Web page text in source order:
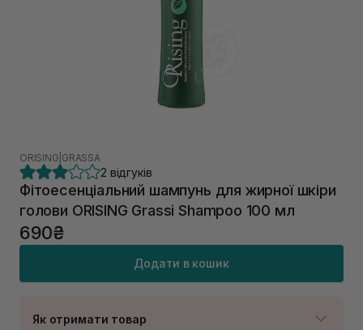
ORISING GRASSA
2 відгуків
Фітоесенціальний шампунь для жирної шкіри
голови ORISING Grassi Shampoo 100 мл
690₴
Додати в кошик
Як отримати товар